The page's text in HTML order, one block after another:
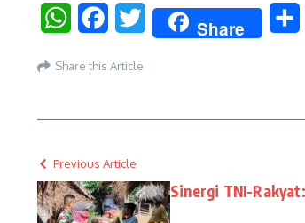
WhatsAppFacebookTwitter Share
Share this Article
Previous Article
Sinergi TNI-